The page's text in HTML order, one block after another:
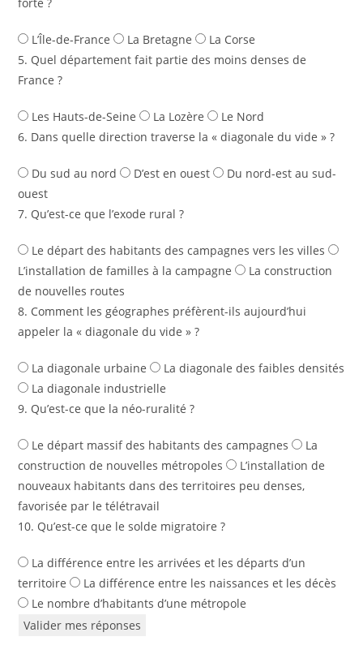
L’Île-de-France La Bretagne
La Corse
5. Quel département fait partie des moins denses de
France ?
Les Hauts-de-Seine La Lozère
Le Nord
6. Dans quelle direction traverse la « diagonale du vide » ?
Du sud au nord D’est en ouest
Du nord-est au sud-
ouest
7. Qu’est-ce que l’exode rural ?
Le départ des habitants des campagnes vers les villes
L’installation de familles à la campagne
La construction
de nouvelles routes
8. Comment les géographes préfèrent-ils aujourd’hui
appeler la « diagonale du vide » ?
La diagonale urbaine
La diagonale des faibles densités
La diagonale industrielle
9. Qu’est-ce que la néo-ruralité ?
Le départ massif des habitants des campagnes
La
construction de nouvelles métropoles
L’installation de
nouveaux habitants dans des territoires peu denses,
favorisée par le télétravail
10. Qu’est-ce que le solde migratoire ?
La différence entre les arrivées et les départs d’un
territoire
La différence entre les naissances et les décès
Le nombre d’habitants d’une métropole
Valider mes réponses